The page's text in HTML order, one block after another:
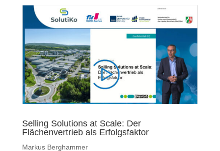
Selling Solutions at Scale: Der
Flächenvertrieb als Erfolgsfaktor
Markus Berghammer